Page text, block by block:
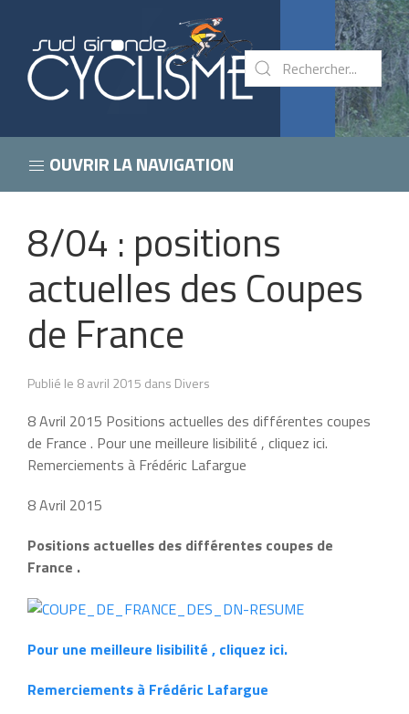
OUVRIR LA NAVIGATION
8/04 : positions
actuelles des Coupes
de France
Publié le 8 avril 2015 dans Divers
8 Avril 2015 Positions actuelles des différentes coupes
de France . Pour une meilleure lisibilité , cliquez ici.
Remerciements à Frédéric Lafargue
8 Avril 2015
Positions actuelles des différentes coupes de
France .
Pour une meilleure lisibilité , cliquez ici.
Remerciements à Frédéric Lafargue